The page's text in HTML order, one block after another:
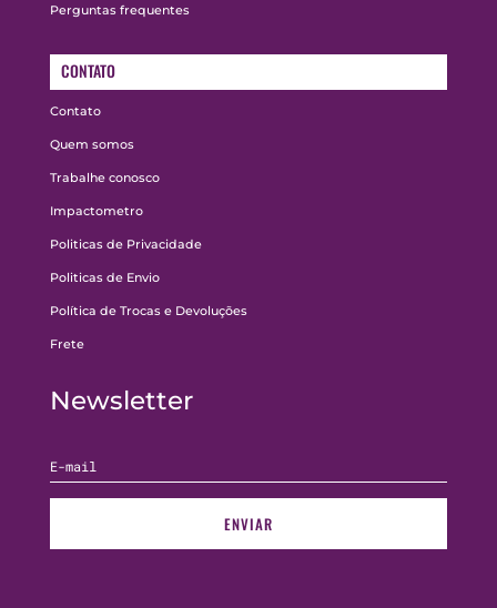
Perguntas frequentes
CONTATO
Contato
Quem somos
Trabalhe conosco
Impactometro
Politicas de Privacidade
Politicas de Envio
Política de Trocas e Devoluções
Frete
Newsletter
ENVIAR